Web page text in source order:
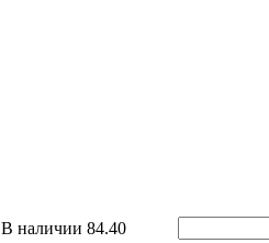
В наличии 84.40